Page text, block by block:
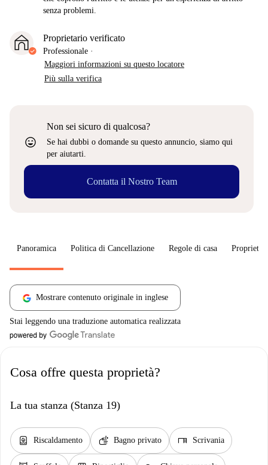
senza problemi.
Proprietario verificato
Professionale ·
Maggiori informazioni su questo locatore
Più sulla verifica
sentiment_very_satisfied
Non sei sicuro di qualcosa?
Se hai dubbi o domande su questo annuncio, siamo qui
per aiutarti.
Contatta il Nostro Team
Panoramica Politica di Cancellazione Regole di casa
Mostrare contenuto originale in inglese
Stai leggendo una traduzione automatica realizzata
Cosa offre questa proprietà?
La tua stanza (Stanza 19)
water_heater Riscaldamento soap Bagno privato desk Scrivania